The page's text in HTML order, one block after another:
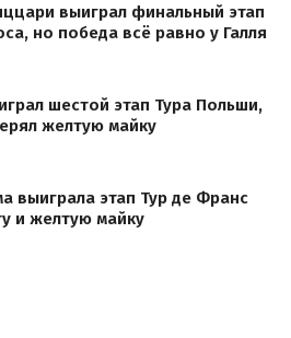
выиграл финальный этап
но победа всё равно у Галля
шестой этап Тура Польши,
желтую майку
выиграла этап Тур де Франс
и желтую майку